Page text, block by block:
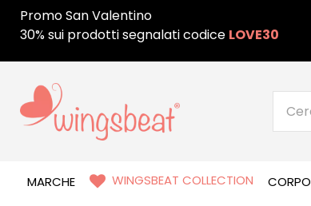
Promo San Valentino
30% sui prodotti segnalati codice LOVE30
MARCHE WINGSBEAT COLLECTION CORPO